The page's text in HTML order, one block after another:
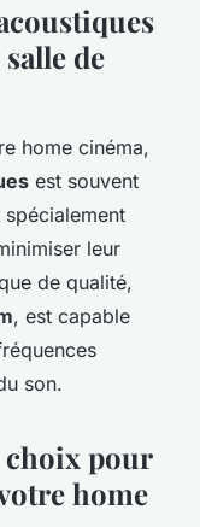
de
home cinéma,
est souvent
leur
de qualité,
, est capable
son.
choix pour
home